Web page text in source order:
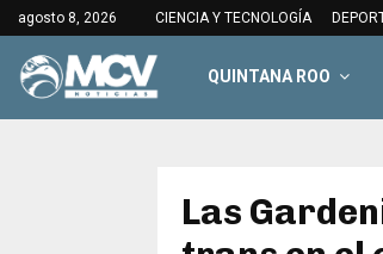
agosto 8, 2026 CIENCIA Y TECNOLOGÍA
QUINTANA ROO
Las